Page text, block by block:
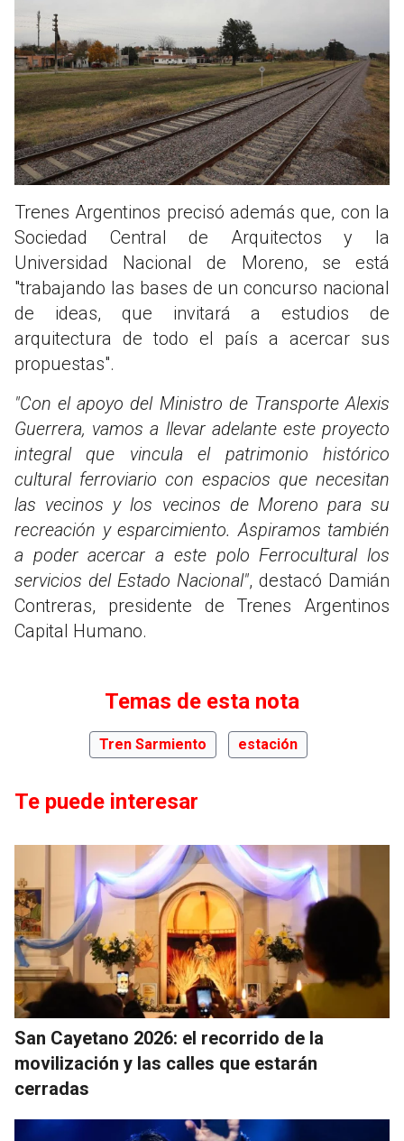
Trenes Argentinos precisó además que, con la
Sociedad Central de Arquitectos y la
Universidad Nacional de Moreno, se está
"trabajando las bases de un concurso nacional
de ideas, que invitará a estudios de
arquitectura de todo el país a acercar sus
propuestas".
"Con el apoyo del Ministro de Transporte Alexis
Guerrera, vamos a llevar adelante este proyecto
integral que vincula el patrimonio histórico
cultural ferroviario con espacios que necesitan
las vecinos y los vecinos de Moreno para su
recreación y esparcimiento. Aspiramos también
a poder acercar a este polo Ferrocultural los
servicios del Estado Nacional", destacó Damián
Contreras, presidente de Trenes Argentinos
Capital Humano.
Temas de esta nota
Tren Sarmiento estación
Te puede interesar
San Cayetano 2026: el recorrido de la
movilización y las calles que estarán
cerradas